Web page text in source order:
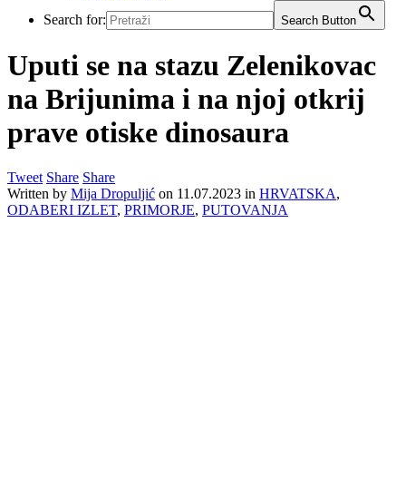
Search for:
Search Button
Uputi se na stazu Zelenikovac
na Brijunima i na njoj otkrij
prave otiske dinosaura
Tweet Share Share
Written by Mija Dropuljić on 11.07.2023 in HRVATSKA,
ODABERI IZLET, PRIMORJE, PUTOVANJA